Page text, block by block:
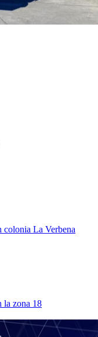
colonia La Verbena
la zona 18